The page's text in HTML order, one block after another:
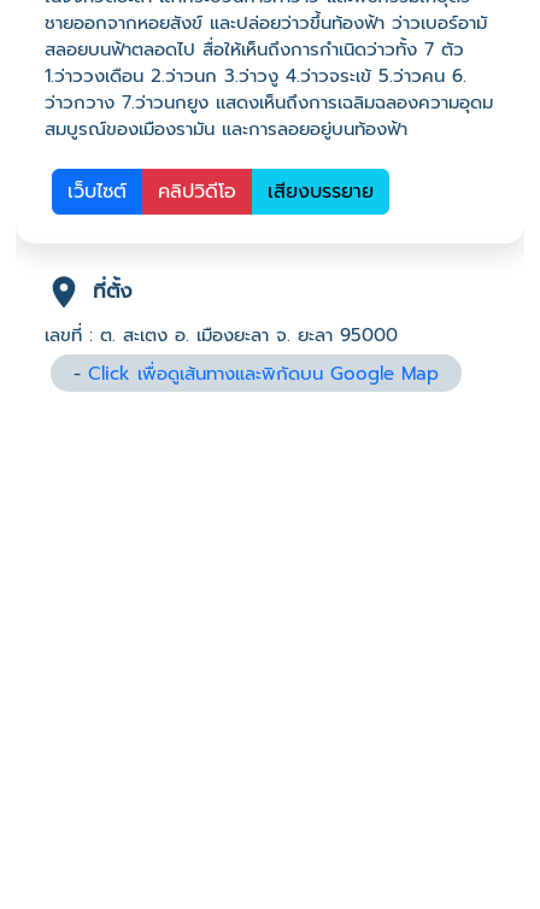
ชายออกจากหอยสังข์ และปล่อยว่าวขึ้นท้องฟ้า ว่าวเบอร์อามั
สลอยบนฟ้าตลอดไป สื่อให้เห็นถึงการกำเนิดว่าวทั้ง 7 ตัว
1.ว่าววงเดือน 2.ว่าวนก 3.ว่าวงู 4.ว่าวจระเข้ 5.ว่าวคน 6.
ว่าวกวาง 7.ว่าวนกยูง เเสดงเห็นถึงการเฉลิมฉลองความอุดม
สมบูรณ์ของเมืองรามัน และการลอยอยู่บนท้องฟ้า
เว็บไซต์ คลิปวิดีโอ เสียงบรรยาย
ที่ตั้ง
เลขที่ : ต. สะเตง อ. เมืองยะลา จ. ยะลา 95000
-Click เพื่อดูเส้นทางและพิกัดบน Google Map